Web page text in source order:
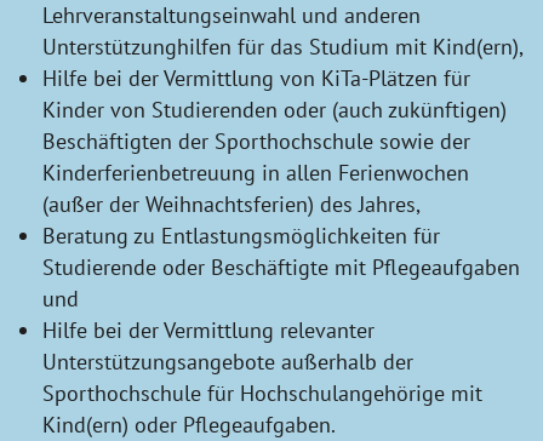
Lehrveranstaltungseinwahl und anderen
Unterstützunghilfen für das Studium mit Kind(ern),
Hilfe bei der Vermittlung von KiTa-Plätzen für
Kinder von Studierenden oder (auch zukünftigen)
Beschäftigten der Sporthochschule sowie der
Kinderferienbetreuung in allen Ferienwochen
(außer der Weihnachtsferien) des Jahres,
Beratung zu Entlastungsmöglichkeiten für
Studierende oder Beschäftigte mit Pflegeaufgaben
und
Hilfe bei der Vermittlung relevanter
Unterstützungsangebote außerhalb der
Sporthochschule für Hochschulangehörige mit
Kind(ern) oder Pflegeaufgaben.